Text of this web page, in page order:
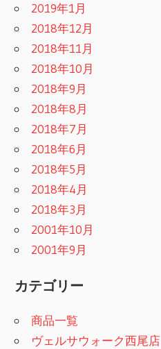
2019年1月
2018年12月
2018年11月
2018年10月
2018年9月
2018年8月
2018年7月
2018年6月
2018年5月
2018年4月
2018年3月
2001年10月
2001年9月
カテゴリー
商品一覧
ヴェルサウォーク西尾店